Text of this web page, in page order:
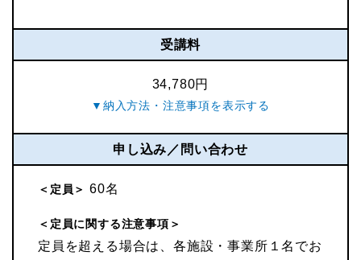
受講料
34,780円
申し込み／問い合わせ
＜定員＞ 60名
＜定員に関する注意事項＞
定員を超える場合は、各施設・事業所１名でお